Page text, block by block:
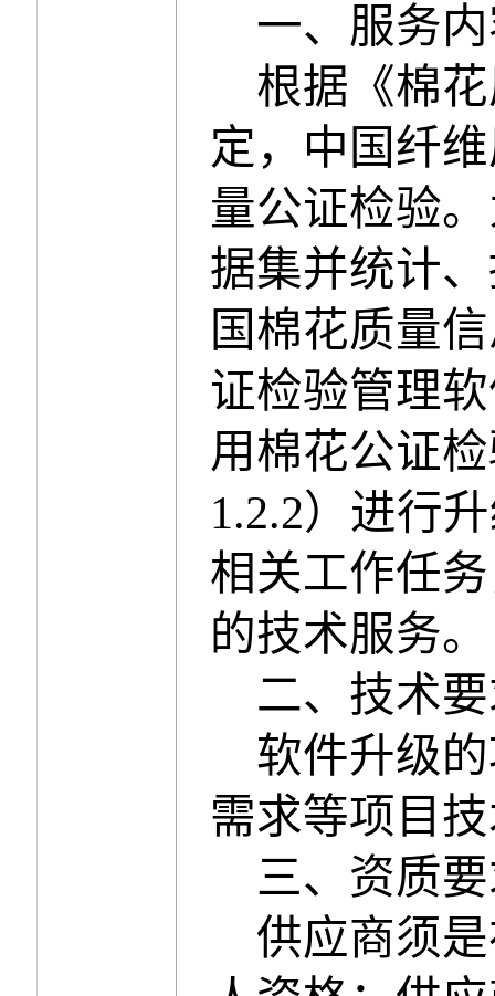
一、 服务
根据《棉
定，中国纤
量公证检验。
据集并统计
国棉花质量
证检验管理
用棉花公证
1.2.2）进行
相关工作任
的技术服务。
二、 技术
软件升级
需求等项目
三、资质
供应商须